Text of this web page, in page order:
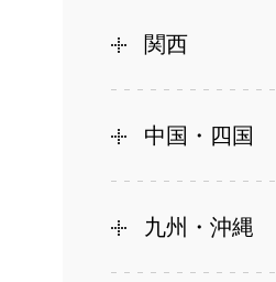
関西
中国・四国
九州・沖縄